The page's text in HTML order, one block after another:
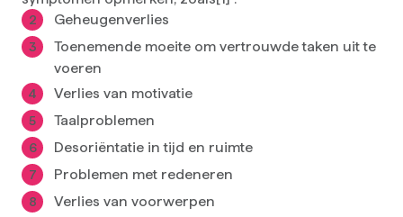
Geheugenverlies
Toenemende moeite om vertrouwde taken uit te
voeren
Verlies van motivatie
Taalproblemen
Desoriëntatie in tijd en ruimte
Problemen met redeneren
Verlies van voorwerpen